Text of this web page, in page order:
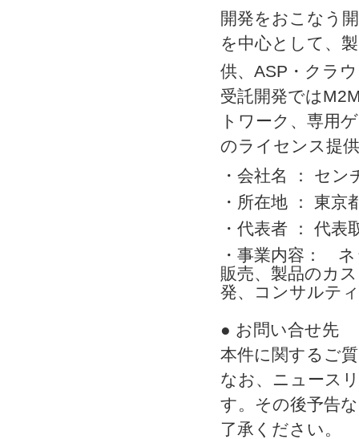
開発をおこなう
を中心として、
供、ASP・クラ
受託開発では
トワーク、専用
のライセンス提
・会社名 ： セ
・所在地 ： 東
・代表者 ： 代
・事業内容：
販売、製品のカ
発、コンサルテ
● お問い合せ先
本件に関するご
なお、ニュース
す。その後予告
了承ください。